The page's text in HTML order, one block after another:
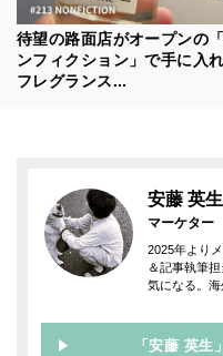
待望の路面店がオープンの
ンフィクション」で手に入
フレグランス...
安藤 英生
マーケター
2025年より
＆記事執筆
気になる。海
「安藤 英生